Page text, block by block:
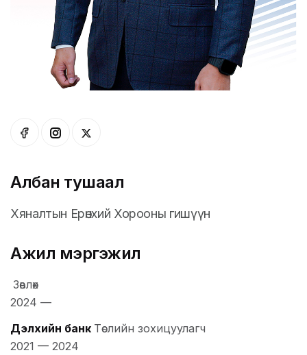
Албан тушаал
Хяналтын Ерөнхий Хорооны гишүүн
Ажил мэргэжил
Зөвлөх
2024 —
Дэлхийн банк Төслийн зохицуулагч
2021 — 2024